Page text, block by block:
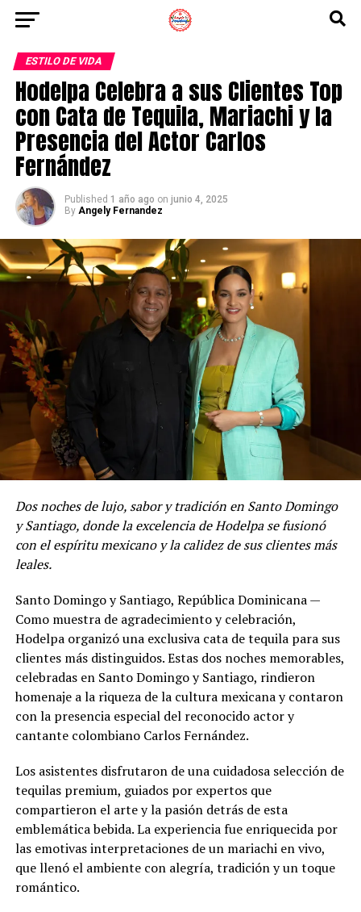
ESTILO DE VIDA
Hodelpa Celebra a sus Clientes Top
con Cata de Tequila, Mariachi y la
Presencia del Actor Carlos
Fernández
Published 1 año ago on junio 4, 2025
By Angely Fernandez
Dos noches de lujo, sabor y tradición en Santo Domingo
y Santiago, donde la excelencia de Hodelpa se fusionó
con el espíritu mexicano y la calidez de sus clientes más
leales.
Santo Domingo y Santiago, República Dominicana —
Como muestra de agradecimiento y celebración,
Hodelpa organizó una exclusiva cata de tequila para sus
clientes más distinguidos. Estas dos noches memorables,
celebradas en Santo Domingo y Santiago, rindieron
homenaje a la riqueza de la cultura mexicana y contaron
con la presencia especial del reconocido actor y
cantante colombiano Carlos Fernández.
Los asistentes disfrutaron de una cuidadosa selección de
tequilas premium, guiados por expertos que
compartieron el arte y la pasión detrás de esta
emblemática bebida. La experiencia fue enriquecida por
las emotivas interpretaciones de un mariachi en vivo,
que llenó el ambiente con alegría, tradición y un toque
romántico.